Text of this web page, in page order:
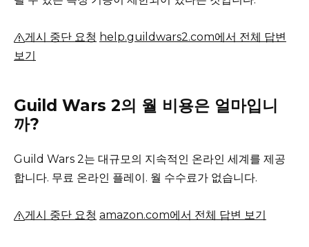
게시 중단 요청 help.guildwars2.com에서 전체 답변
보기
Guild Wars 2의 월 비용은 얼마입니
까?
Guild Wars 2는 대규모의 지속적인 온라인 세계를 제공
합니다. 무료 온라인 플레이. 월 수수료가 없습니다.
게시 중단 요청 amazon.com에서 전체 답변 보기